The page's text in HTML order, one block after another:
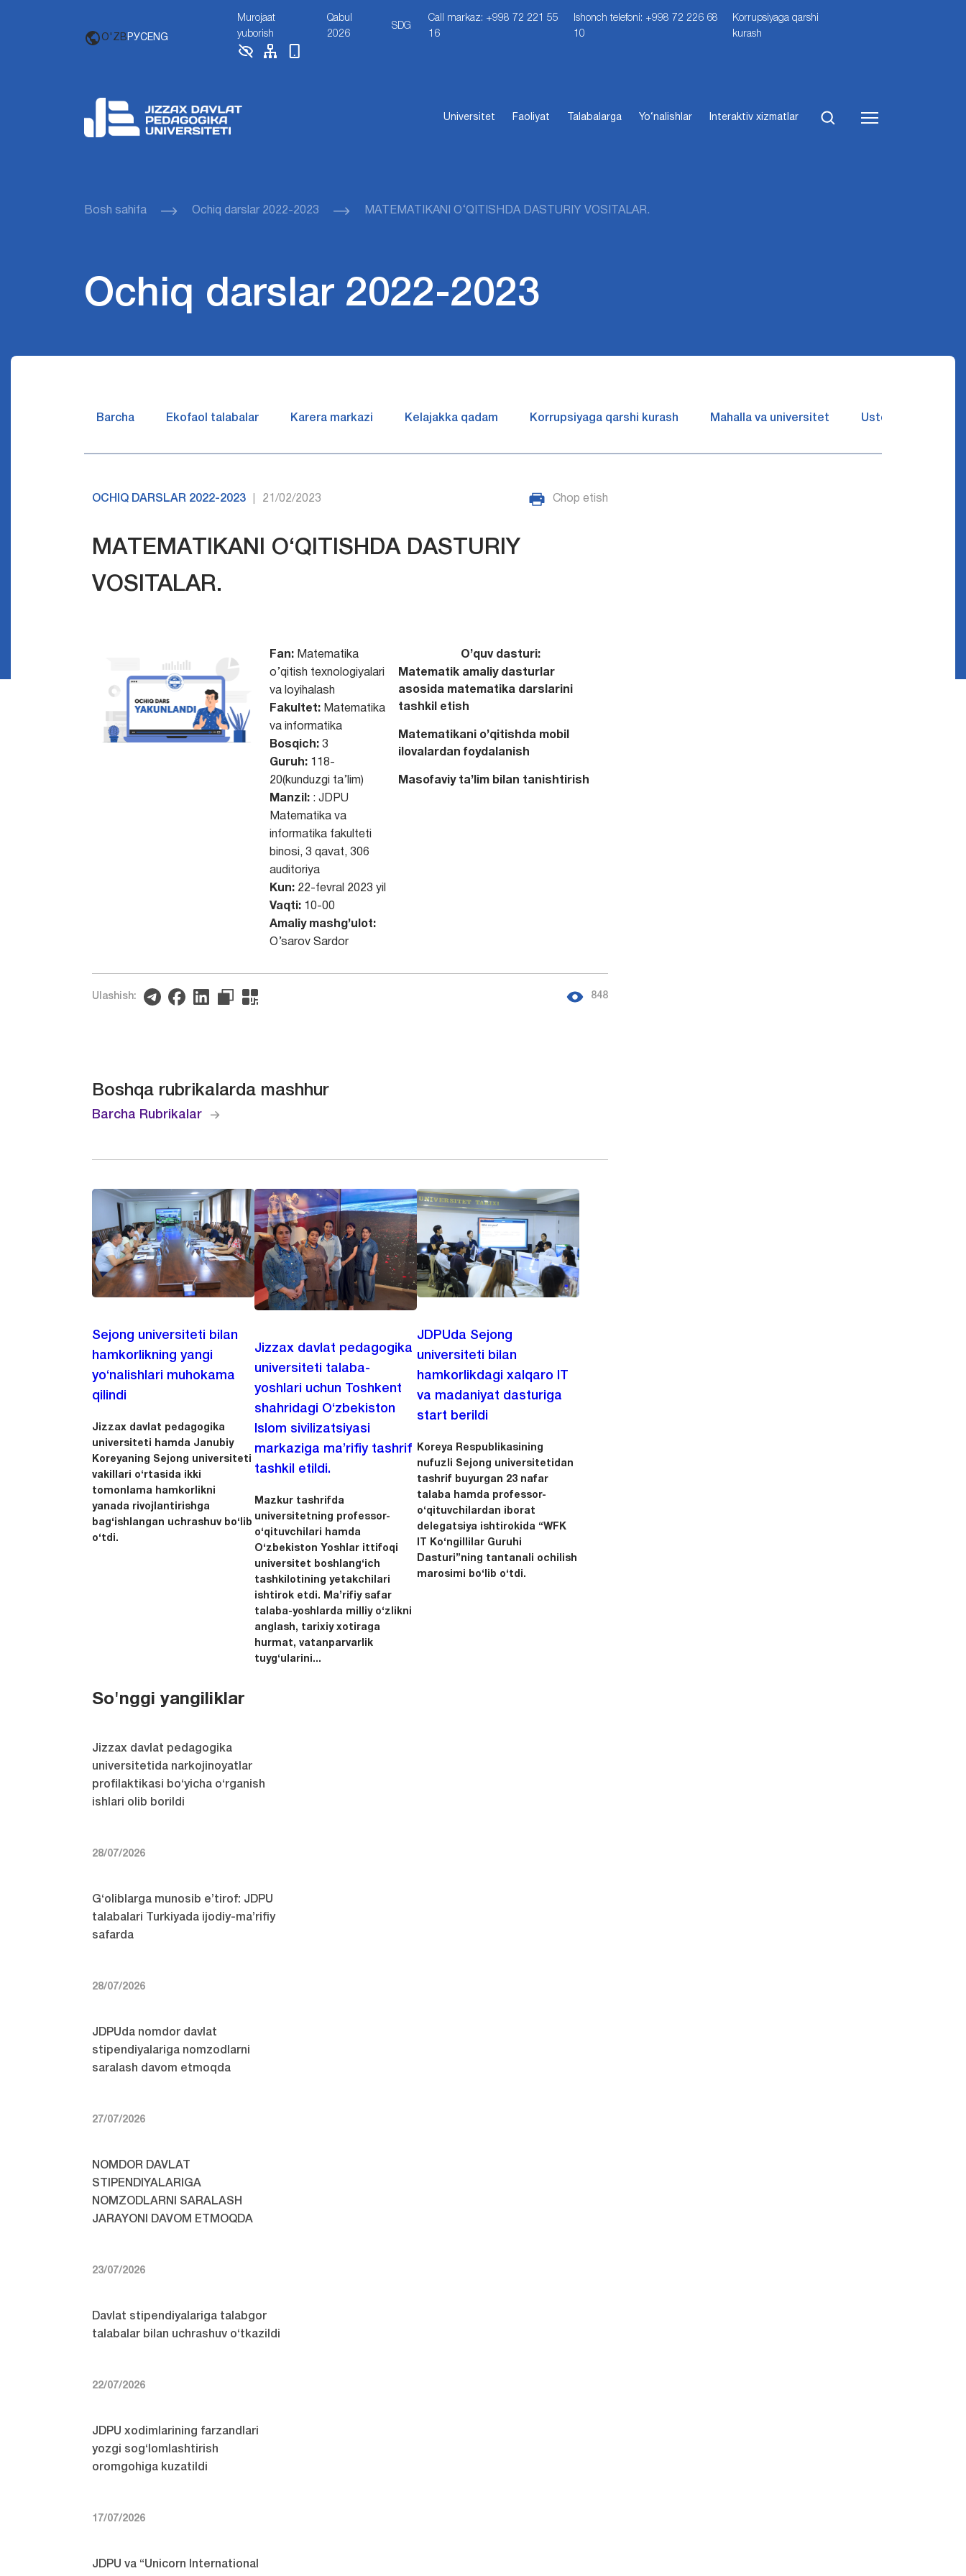
O'ZB РУСENG
Murojaat
yuborish
Qabul
2026
SDG
Call markaz: +998 72 221 55
16
Ishonch telefoni: +998 72 226 68
10
Korrupsiyaga qarshi
kurash
Universitet Faoliyat Talabalarga Yo‘nalishlar Interaktiv xizmatlar
Bosh sahifa Ochiq darslar 2022-2023 MАTЕMАTIKАNI O‘QITISHDА DASTURIY VOSITALAR.
Ochiq darslar 2022-2023
Barcha Ekofaol talabalar Karera markazi Kelajakka qadam Korrupsiyaga qarshi kurash Mahalla va universitet Ustozlar suhbatin
OCHIQ DARSLAR 2022-2023 21/02/2023 Chop etish
MАTЕMАTIKАNI O‘QITISHDА DASTURIY
VOSITALAR.
Fan: Matematika
o’qitish texnologiyalari
va loyihalash
Fakultet:Matematika
va informatika
Bosqich:3
Guruh:118-
20(kunduzgi ta’lim)
Manzil:: JDPU
Matematika va
informatika fakulteti
binosi, 3 qavat, 306
auditoriya
Kun: 22-fevral 2023 yil
Vaqti:10-00
Amaliy mashg’ulot:
O’sarov Sardor
O’quv dasturi:
Mаtеmаtik аmаliy dаsturlаr
аsоsidа mаtеmаtikа dаrslаrini
tаshkil etish
Mаtеmаtikаni o’qitishdа mobil
ilovalardan foydalanish
Mаsоfаviy tа’lim bilan tanishtirish
Ulashish: 848
Boshqa rubrikalarda mashhur
Barcha Rubrikalar
Sejong universiteti bilan
hamkorlikning yangi
yo‘nalishlari muhokama
qilindi
Jizzax davlat pedagogika
universiteti hamda Janubiy
Koreyaning Sejong universiteti
vakillari o‘rtasida ikki
tomonlama hamkorlikni
yanada rivojlantirishga
bag‘ishlangan uchrashuv bo‘lib
o‘tdi.
Jizzax davlat pedagogika
universiteti talaba-
yoshlari uchun Toshkent
shahridagi O‘zbekiston
Islom sivilizatsiyasi
markaziga ma’rifiy tashrif
tashkil etildi.
Mazkur tashrifda
universitetning professor-
o‘qituvchilari hamda
O‘zbekiston Yoshlar ittifoqi
universitet boshlang‘ich
tashkilotining yetakchilari
ishtirok etdi. Ma’rifiy safar
talaba-yoshlarda milliy o‘zlikni
anglash, tarixiy xotiraga
hurmat, vatanparvarlik
tuyg‘ularini...
JDPUda Sejong
universiteti bilan
hamkorlikdagi xalqaro IT
va madaniyat dasturiga
start berildi
Koreya Respublikasining
nufuzli Sejong universitetidan
tashrif buyurgan 23 nafar
talaba hamda professor-
o‘qituvchilardan iborat
delegatsiya ishtirokida “WFK
IT Ko‘ngillilar Guruhi
Dasturi”ning tantanali ochilish
marosimi bo‘lib o‘tdi.
So'nggi yangiliklar
Jizzax davlat pedagogika
universitetida narkojinoyatlar
profilaktikasi bo‘yicha o‘rganish
ishlari olib borildi
28/07/2026
G‘oliblarga munosib e’tirof: JDPU
talabalari Turkiyada ijodiy-ma’rifiy
safarda
28/07/2026
JDPUda nomdor davlat
stipendiyalariga nomzodlarni
saralash davom etmoqda
27/07/2026
NOMDOR DAVLAT
STIPENDIYALARIGA
NOMZODLARNI SARALASH
JARAYONI DAVOM ETMOQDA
23/07/2026
Davlat stipendiyalariga talabgor
talabalar bilan uchrashuv o‘tkazildi
22/07/2026
JDPU xodimlarining farzandlari
yozgi sog‘lomlashtirish
oromgohiga kuzatildi
17/07/2026
JDPU va “Unicorn International